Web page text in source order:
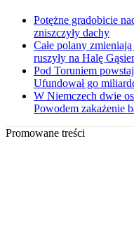
Potężne gradobicie
zniszczyły dachy
Całe polany
ruszyły na Halę
Pod Toruniem
Ufundował go
W Niemczech dwie
Powodem zakażenie
Promowane treści